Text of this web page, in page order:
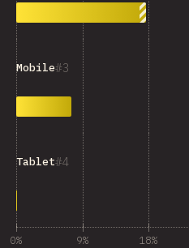
3
Mobile
4
Tablet
0% 9% 18%